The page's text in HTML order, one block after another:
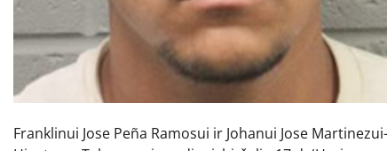
Franklinui Jose Peña Ramosui ir Johanui Jose